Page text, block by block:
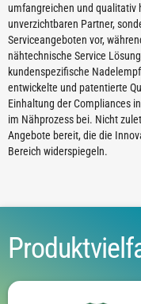
umfangreichen und qualitativ
unverzichtbaren Partner,
Serviceangeboten vor,
nähtechnische Service
kundenspezifische
entwickelte und patentierte
Einhaltung der Compliances
im Nähprozess bei. Nicht
Angebote bereit, die die
Bereich widerspiegeln.
Ob für Steppstich-,